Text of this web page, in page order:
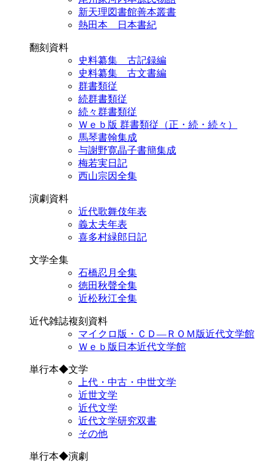
新天理図書館善本叢書
熱田本 日本書紀
翻刻資料
史料纂集 古記録編
史料纂集 古文書編
群書類従
続群書類従
続々群書類従
Ｗｅｂ版 群書類従（正・続・続々）
馬琴書翰集成
与謝野寛晶子書簡集成
梅若実日記
西山宗因全集
演劇資料
近代歌舞伎年表
義太夫年表
喜多村緑郎日記
文学全集
石橋忍月全集
徳田秋聲全集
近松秋江全集
近代雑誌複刻資料
マイクロ版・ＣＤ―ＲＯＭ版近代文学館
Ｗｅｂ版日本近代文学館
単行本◆文学
上代・中古・中世文学
近世文学
近代文学
近代文学研究双書
その他
単行本◆演劇